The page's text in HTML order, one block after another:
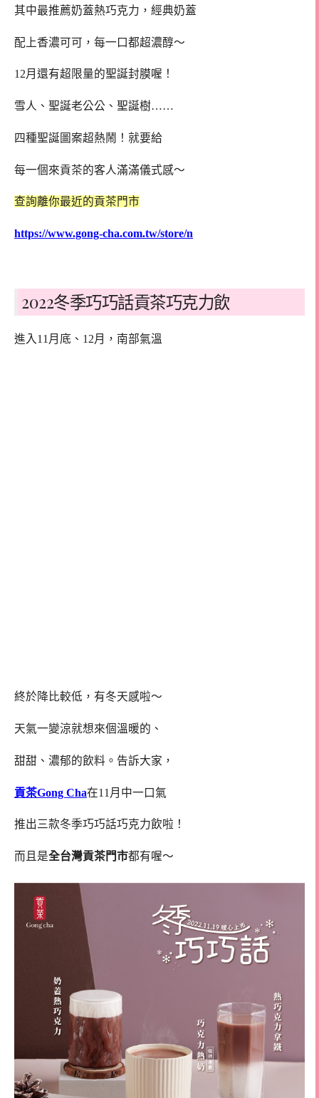
其中最推薦奶蓋熱巧克力，經典奶蓋
配上香濃可可，每一口都超濃醇～
12月還有超限量的聖誕封膜喔！
雪人、聖誕老公公、聖誕樹……
四種聖誕圖案超熱鬧！就要給
每一個來貢茶的客人滿滿儀式感～
查詢離你最近的貢茶門市
https://www.gong-cha.com.tw/store/n
2022冬季巧巧話貢茶巧克力飲
進入11月底、12月，南部氣溫
終於降比較低，有冬天感啦～
天氣一變涼就想來個溫暖的、
甜甜、濃郁的飲料。告訴大家，
貢茶Gong Cha在11月中一口氣
推出三款冬季巧巧話巧克力飲啦！
而且是全台灣貢茶門市都有喔～